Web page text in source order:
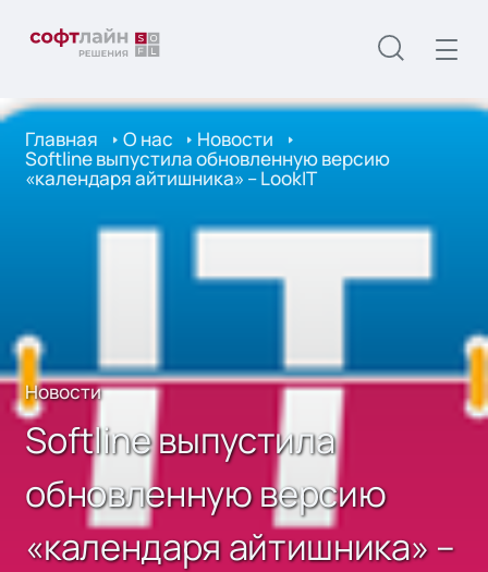
Главная О нас Новости
Softline выпустила обновленную версию
«календаря айтишника» – LookIT
Новости
Softline выпустила
обновленную версию
«календаря айтишника» –